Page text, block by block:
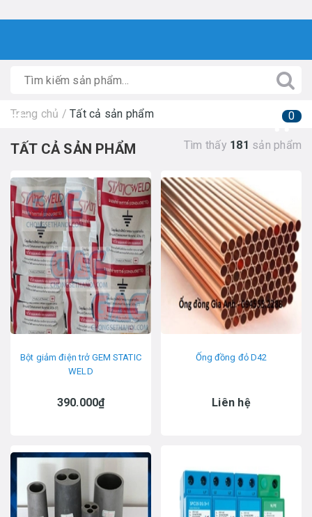
0
Trang chủ / Tất cả sản phẩm
TẤT CẢ SẢN PHẨM Tìm thấy 181 sản phẩm
Bột giảm điện trở GEM STATIC
WELD
390.000₫
Ống đồng đỏ D42
Liên hệ